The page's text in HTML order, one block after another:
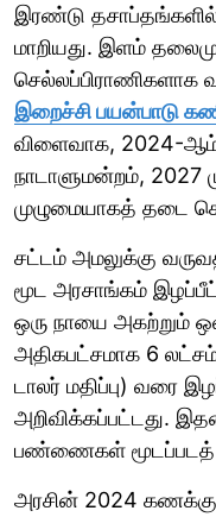
இரண்டு
மாறியது. இளம்
இறைச்சி பயன்பாடு
விளைவாக, 2024-
நாடாளுமன்றம், 2027
முழுமையாகத் தடை
சட்டம் அமலுக்கு
மூட அரசாங்கம்
ஒரு நாயை அகற்றும்
அதிகபட்சமாக 6
டாலர் மதிப்பு) வரை
அறிவிக்கப்பட்டது.
பண்ணைகள்
அரசின் 2024